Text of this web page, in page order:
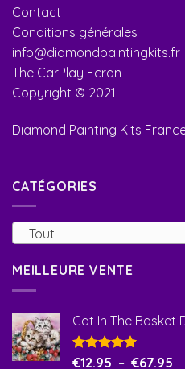
Contact
Conditions générales
info@diamondpaintingkits.fr
The CarPlay Ecran
Copyright © 2021
Diamond Painting Kits
CATÉGORIES
Tout
MEILLEURE VENTE
Cat In The Basket
Note5.00
€12.95 – €67.95